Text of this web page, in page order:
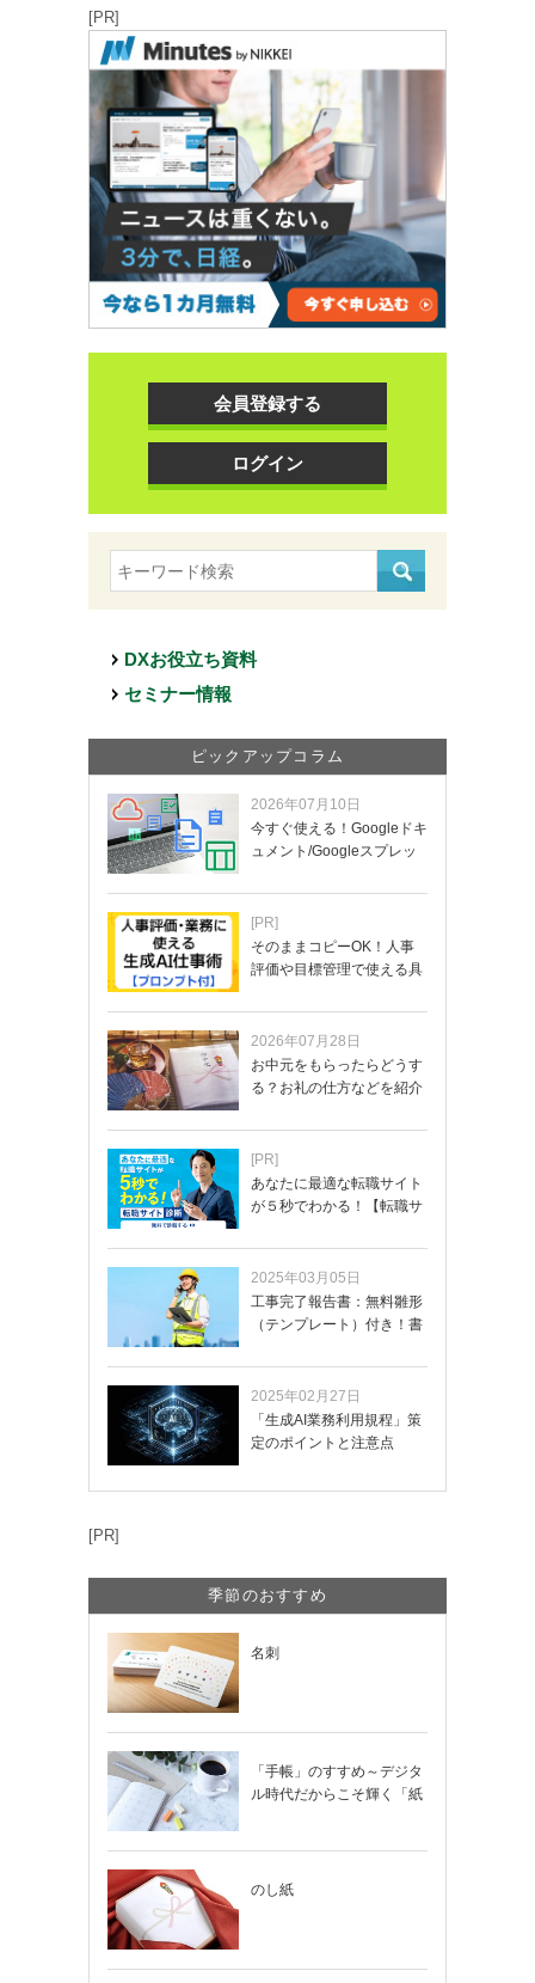
[PR]
会員登録する
ログイン
DXお役立ち資料
セミナー情報
ピックアップコラム
2026年07月10日
今すぐ使える！Googleドキ
ュメント/Googleスプレッ
[PR]
そのままコピーOK！人事
評価や目標管理で使える具
2026年07月28日
お中元をもらったらどうす
る？お礼の仕方などを紹介
[PR]
あなたに最適な転職サイト
が５秒でわかる！【転職サ
2025年03月05日
工事完了報告書：無料雛形
（テンプレート）付き！書
2025年02月27日
「生成AI業務利用規程」策
定のポイントと注意点
[PR]
季節のおすすめ
名刺
「手帳」のすすめ～デジタ
ル時代だからこそ輝く「紙
のし紙